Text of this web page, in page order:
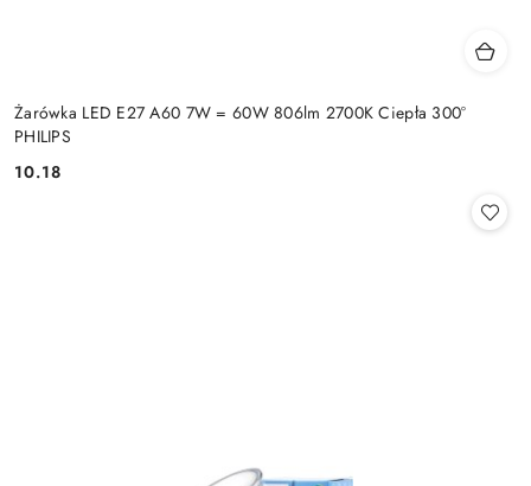
Żarówka LED E27 A60 7W = 60W 806lm 2700K Ciepła 300°
PHILIPS
Cena:
10.18